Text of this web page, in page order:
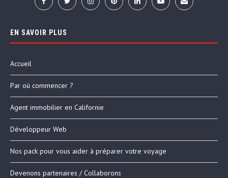
EN SAVOIR PLUS
Accueil
Par où commencer ?
Agent immobilier en Californie
Développeur Web
Nos pack pour vous aider à préparer votre voyage
Devenons partenaires / Collaborons